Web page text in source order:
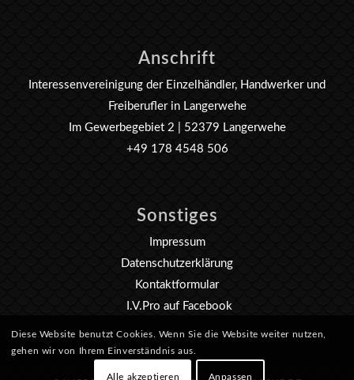
Anschrift
Interessenvereinigung der Einzelhändler, Handwerker und
Freiberufler in Langerwehe
Im Gewerbegebiet 2 | 52379 Langerwehe
+49 178 4548 506
Sonstiges
Impressum
Datenschutzerklärung
Kontaktformular
I.V.Pro auf Facebook
Diese Website benutzt Cookies. Wenn Sie die Website weiter nutzen,
gehen wir von Ihrem Einverständnis aus.
Alle akzeptieren Anpassen